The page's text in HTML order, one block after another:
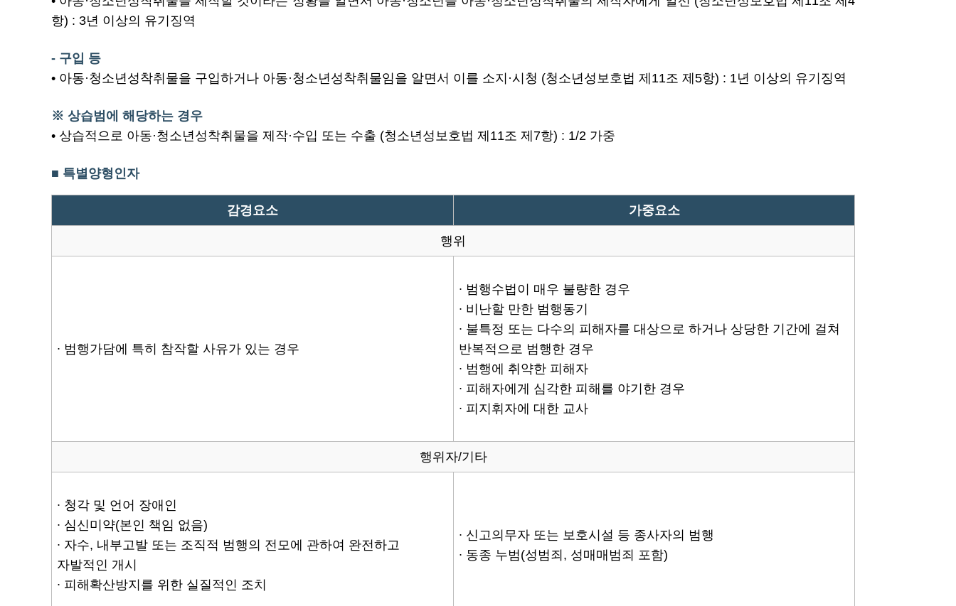
항) : 3년 이상의 유기징역
- 구입 등
• 아동·청소년성착취물을 구입하거나 아동·청소년성착취물임을 알면서 이를 소지·시청 (청소년성보호법 제11조 제5항) : 1년 이상의 유기징역
※ 상습범에 해당하는 경우
• 상습적으로 아동·청소년성착취물을 제작·수입 또는 수출 (청소년성보호법 제11조 제7항) : 1/2 가중
■ 특별양형인자
감경요소 가중요소
행위
∙ 범행가담에 특히 참작할 사유가 있는 경우
∙ 범행수법이 매우 불량한 경우
∙ 비난할 만한 범행동기
∙ 불특정 또는 다수의 피해자를 대상으로 하거나 상당한 기간에 걸쳐
반복적으로 범행한 경우
∙ 범행에 취약한 피해자
∙ 피해자에게 심각한 피해를 야기한 경우
∙ 피지휘자에 대한 교사
행위자/기타
∙ 청각 및 언어 장애인
∙ 심신미약(본인 책임 없음)
∙ 자수, 내부고발 또는 조직적 범행의 전모에 관하여 완전하고
자발적인 개시
∙ 피해확산방지를 위한 실질적인 조치
∙ 신고의무자 또는 보호시설 등 종사자의 범행
∙ 동종 누범(성범죄, 성매매범죄 포함)